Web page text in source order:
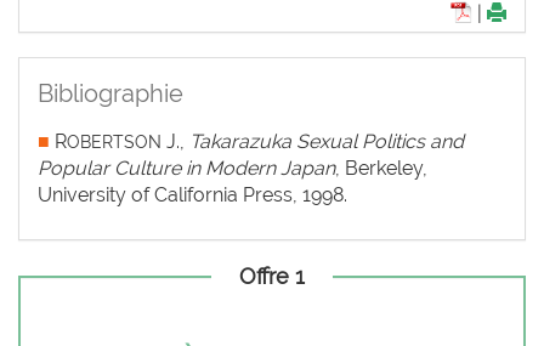
Bibliographie
■ ROBERTSON J., Takarazuka Sexual Politics and
Popular Culture in Modern Japan, Berkeley,
University of California Press, 1998.
Offre 1